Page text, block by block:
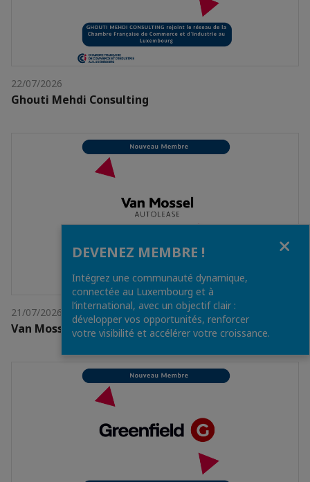
22/07/2026
Ghouti Mehdi Consulting
21/07/2026
Van Mossel Autolease
DEVENEZ MEMBRE !
Intégrez une communauté dynamique,
connectée au Luxembourg et à
l’international, avec un objectif clair :
développer vos opportunités, renforcer
votre visibilité et accélérer votre croissance.